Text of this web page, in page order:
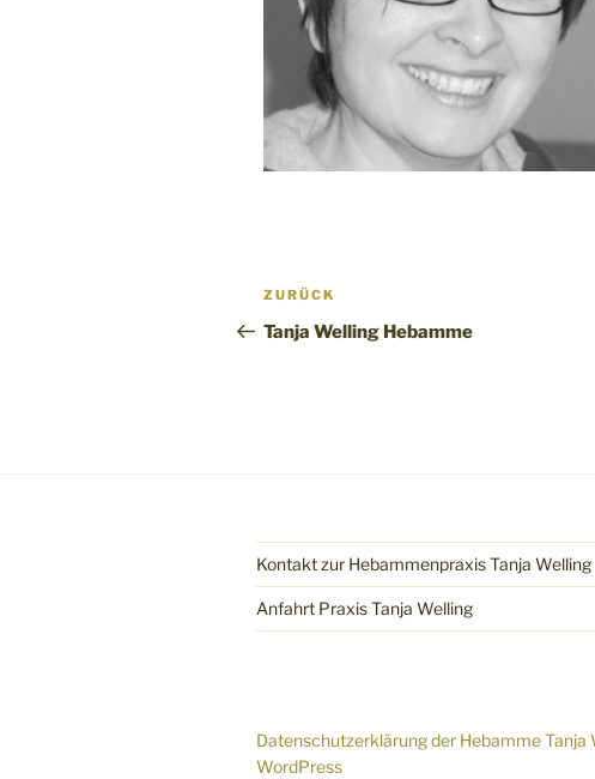
Beitragsnavigation
Vorheriger
Beitrag
ZURÜCK
Tanja Welling Hebamme
Kontakt zur Hebammenpraxis Tanja Welling
Anfahrt Praxis Tanja Welling
Datenschutzerklärung der Hebamme Tanja
WordPress